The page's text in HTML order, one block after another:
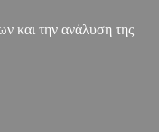
και την ανάλυση της